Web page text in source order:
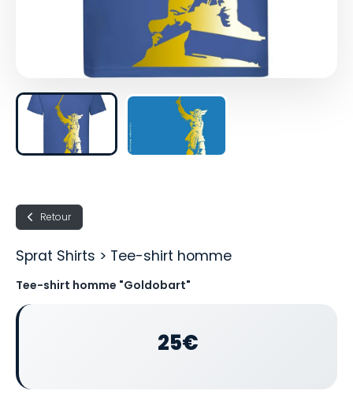
Retour
Sprat Shirts > Tee-shirt homme
Tee-shirt homme "Goldobart"
25€